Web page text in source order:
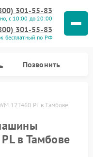
301-55-83
с 10:00 до 20:00
301-55-83
бесплатный по РФ
Позвонить
12T460 PL в Тамбове
в Тамбове